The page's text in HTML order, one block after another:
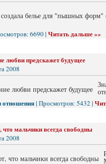
6690 | Читать дальше »»
любви предскажет будущее
2008
| Просмотров: 5432 |
мальчики всегда свободны
2008